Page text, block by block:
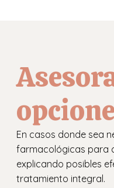
En casos donde sea
farmacológicas para
explicando posibles
tratamiento integral.